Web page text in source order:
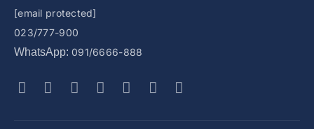
[email protected]
023/777-900
WhatsApp: 091/6666-888